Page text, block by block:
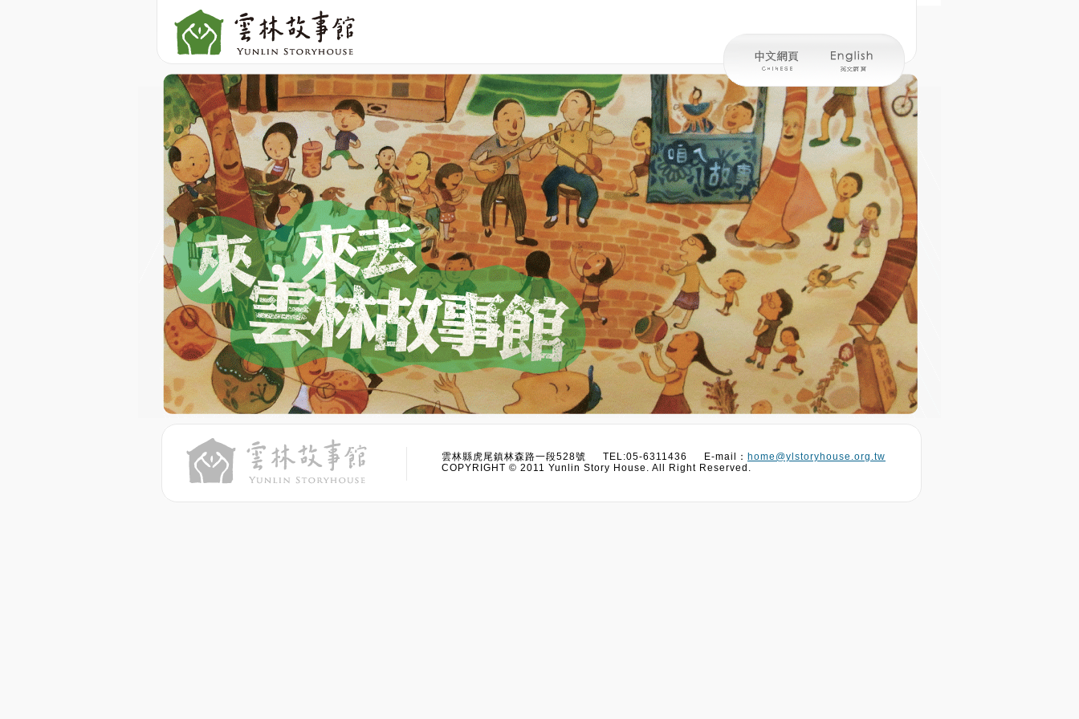
雲林縣虎尾鎮林森路一段528號 TEL:05-6311436 E-mail： home@ylstoryhouse.org.tw
COPYRIGHT © 2011 Yunlin Story House. All Right Reserved.